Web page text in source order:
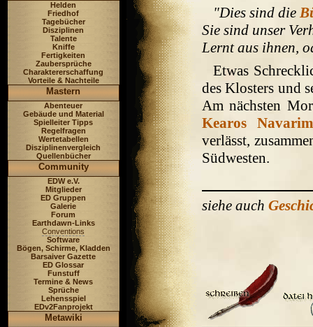
Helden
Friedhof
Tagebücher
Disziplinen
Talente
Kniffe
Fertigkeiten
Zaubersprüche
Charaktererschaffung
Vorteile & Nachteile
Mastern
Abenteuer
Gebäude und Material
Spielleiter Tipps
Regelfragen
Wertetabellen
Disziplinenvergleich
Quellenbücher
Community
EDW e.V.
Mitglieder
ED Gruppen
Galerie
Forum
Earthdawn-Links
Conventions
Software
Bögen, Schirme, Kladden
Barsaiver Gazette
ED Glossar
Funstuff
Termine & News
Sprüche
Lehensspiel
EDv2Fanprojekt
Metawiki
"Dies sind die
Sie sind unser
Lernt aus ihnen,
Etwas
des Klosters und
Am nächsten
Kearos
verlässt,
Südwesten.
siehe auch